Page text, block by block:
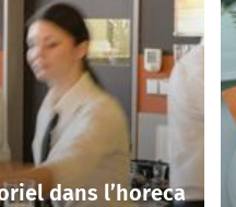
dans l’horeca